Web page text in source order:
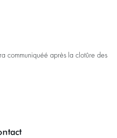
communiquéé après la clotûre des